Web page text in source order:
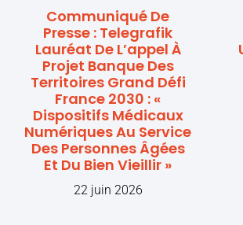
Communiqué De
Presse : Telegrafik
Lauréat De L’appel À
Projet Banque Des
Territoires Grand Défi
France 2030 : «
Dispositifs Médicaux
Numériques Au Service
Des Personnes Âgées
Et Du Bien Vieillir »
22 juin 2026